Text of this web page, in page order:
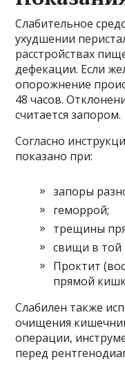
Слабительное
ухудшении
расстройствах
дефекации. Если
опорожнение
48 часов.
считается запором.
Согласно
показано при:
запоры
геморрой;
трещины
свищи в той
Проктит
прямой
Слабилен также
очищения
операции,
перед